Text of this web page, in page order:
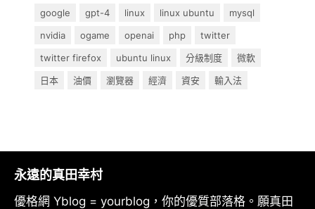
google
gpt-4 linux linux ubuntu
mysql
nvidia
ogame openai php
twitter
twitter firefox
ubuntu linux 分級制度
微軟
日本
油價 瀏覽器 經濟 資安 輸入法
永遠的真田幸村
優格網 Yblog = yourblog，你的優質部落格。願真田